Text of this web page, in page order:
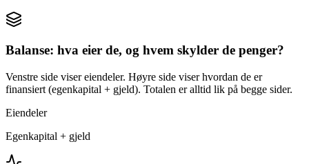
Balanse: hva eier de, og hvem skylder de penger?
Venstre side viser eiendeler. Høyre side viser hvordan de er
finansiert (egenkapital + gjeld). Totalen er alltid lik på begge sider.
Eiendeler
Egenkapital + gjeld